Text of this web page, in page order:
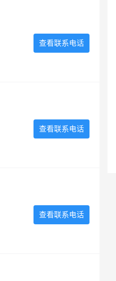
查看联系电话
查看联系电话
查看联系电话